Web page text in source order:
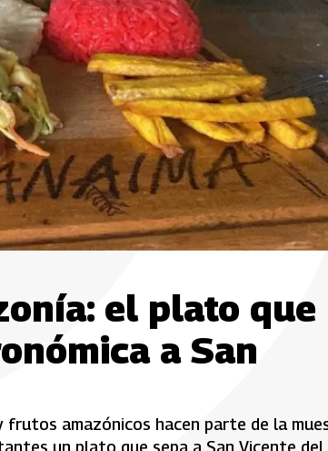
el plato que
a San
frutos amazónicos hacen parte de la
un plato que sepa a San Vicente del